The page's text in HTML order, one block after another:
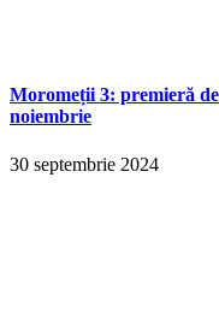
Moromeții 3: premieră
noiembrie
30 septembrie 2024